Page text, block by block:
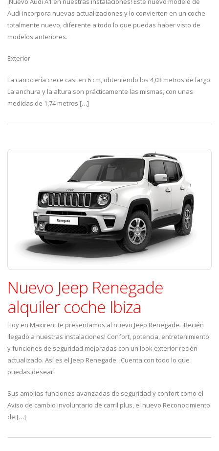
Audi incorpora nuevas actualizaciones y lo convierten en un coche
totalmente nuevo, diferente a todo lo que puedas haber visto de
modelos anteriores.
Exterior
La carrocería crece casi en 6 cm, obteniendo los 4,03 metros de largo.
La anchura y la altura son prácticamente las mismas, con unas
medidas de 1,74 metros […]
Nuevo Jeep Renegade
alquiler coche Ibiza
Hoy en Maxirent te presentamos al nuevo Jeep Renegade. ¡Recién
llegado a nuestras instalaciones! Confort, potencia, entretenimiento
y funciones de seguridad mejoradas con un look exterior recién
actualizado. Así es el Jeep Renegade. ¡Cuenta con todo lo que
puedas desear!
Sus amplias funciones avanzadas de seguridad y confort como el
Aviso de cambio involuntario de carril plus, el nuevo Reconocimiento
de […]